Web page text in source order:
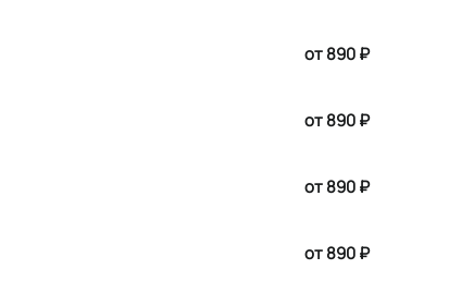
от 890 ₽
от 890 ₽
от 890 ₽
от 890 ₽